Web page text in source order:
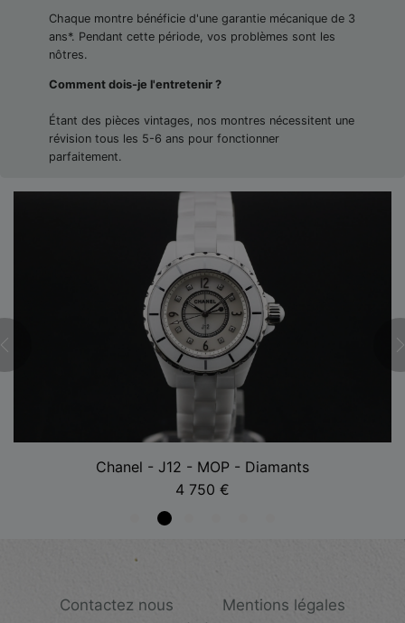
Chaque montre bénéficie d'une garantie mécanique de 3
ans*. Pendant cette période, vos problèmes sont les
nôtres.
Comment dois-je l'entretenir ?
Étant des pièces vintages, nos montres nécessitent une
révision tous les 5-6 ans pour fonctionner
parfaitement.
Chanel - J12 - MOP - Diamants
4 750 €
Contactez nous
Mentions légales